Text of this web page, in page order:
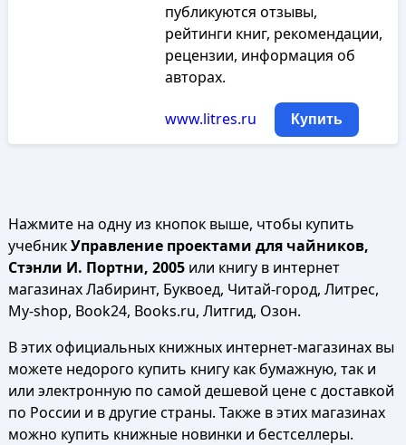
публикуются отзывы,
рейтинги книг, рекомендации,
рецензии, информация об
авторах.
www.litres.ru Купить
Нажмите на одну из кнопок выше, чтобы купить
учебникУправление проектами для чайников,
Стэнли И. Портни, 2005или книгу в интернет
магазинах Лабиринт, Буквоед, Читай-город, Литрес,
My-shop, Book24, Books.ru, Литгид, Озон.
В этих официальных книжных интернет-магазинах вы
можете недорого купить книгу как бумажную, так и
или электронную по самой дешевой цене с доставкой
по России и в другие страны. Также в этих магазинах
можно купить книжные новинки и бестселлеры.